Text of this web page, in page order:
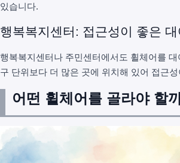
있습니다.
행복복지센터: 접근성이 좋은
행복복지센터나 주민센터에서도 휠체어를
구 단위보다 더 많은 곳에 위치해 있어 접근
어떤 휠체어를 골라야 할